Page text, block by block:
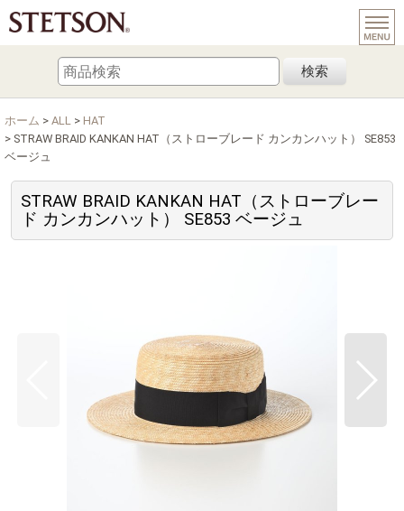
検索
ホーム > ALL > HAT
> STRAW BRAID KANKAN HAT（ストローブレード カンカンハット） SE853
ベージュ
STRAW BRAID KANKAN HAT（ストローブレー
ド カンカンハット） SE853 ベージュ